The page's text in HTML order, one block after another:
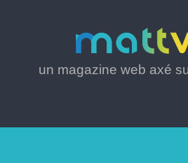
un magazine web axé